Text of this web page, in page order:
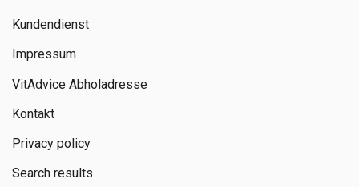
Kundendienst
Impressum
VitAdvice Abholadresse
Kontakt
Privacy policy
Search results